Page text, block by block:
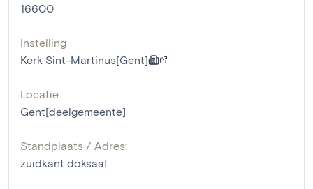
16600
Instelling
Kerk Sint-Martinus[Gent]
Locatie
Gent[deelgemeente]
Standplaats / Adres:
zuidkant doksaal